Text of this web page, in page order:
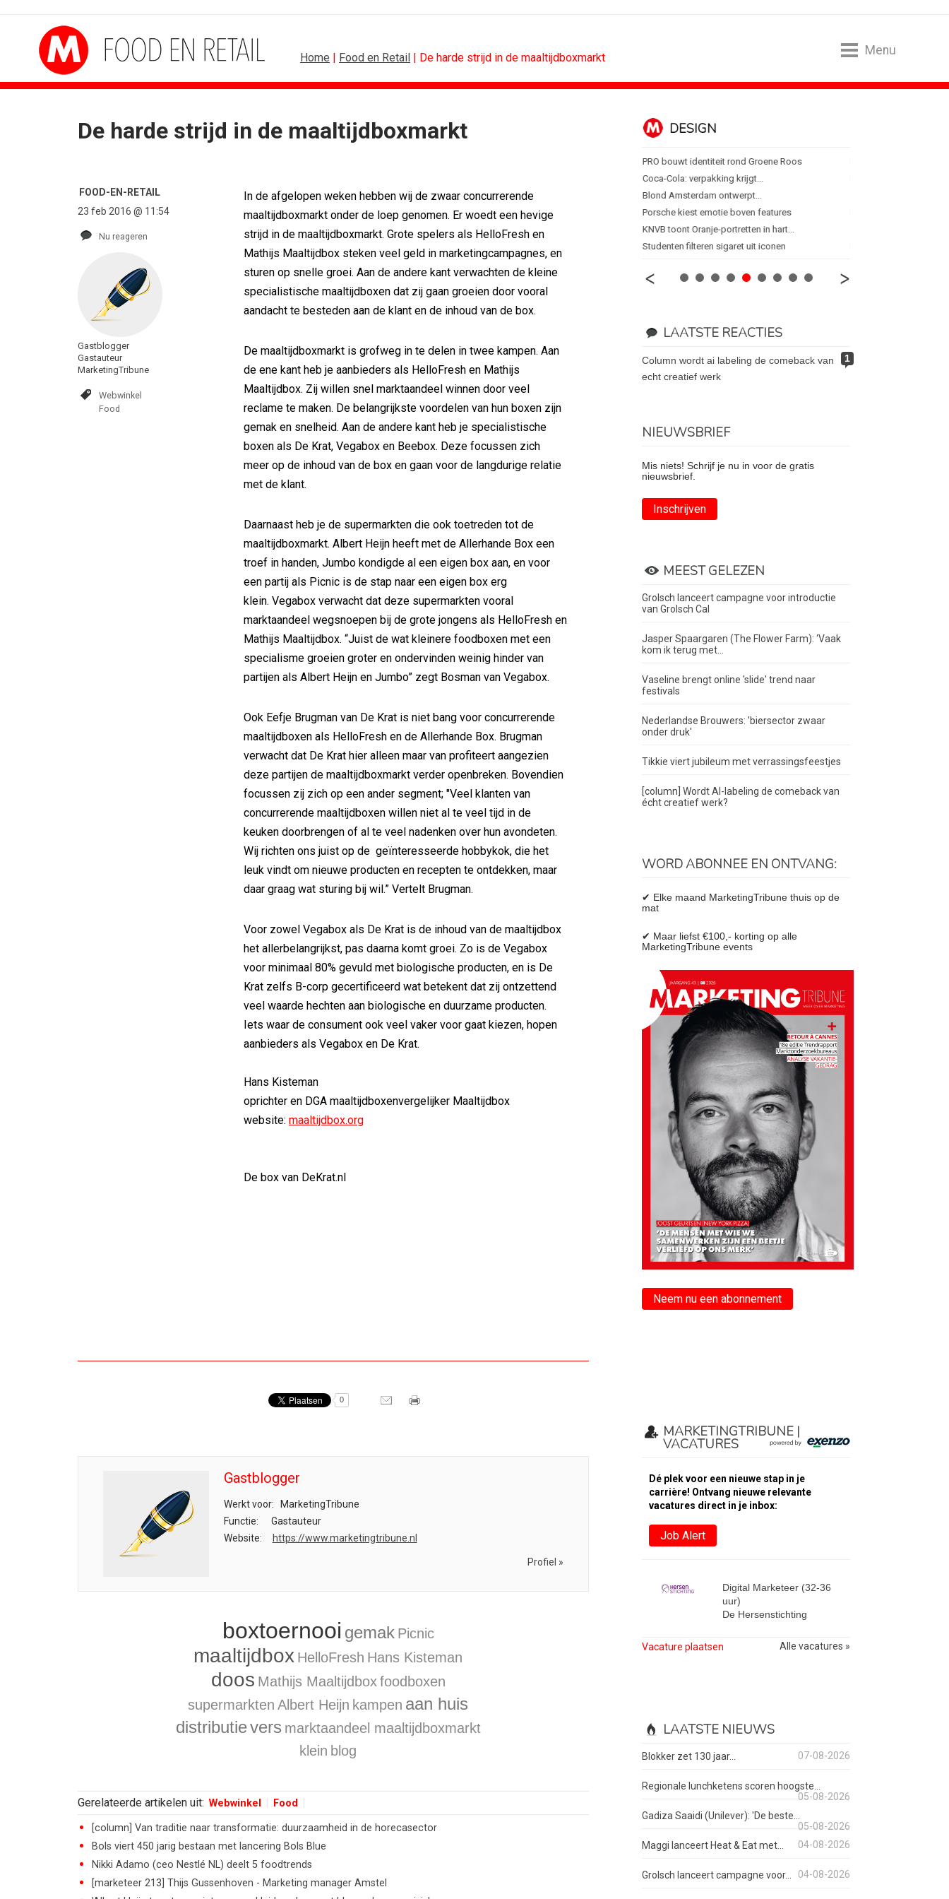
Home | Food en Retail | De harde strijd in de maaltijdboxmarkt
Menu
De harde strijd in de maaltijdboxmarkt
FOOD-EN-RETAIL
23 feb 2016 @ 11:54
Nu reageren
Gastblogger
Gastauteur
MarketingTribune
Webwinkel
Food
In de afgelopen weken hebben wij de zwaar concurrerende
maaltijdboxmarkt onder de loep genomen. Er woedt een hevige
strijd in de maaltijdboxmarkt. Grote spelers als HelloFresh en
Mathijs Maaltijdbox steken veel geld in marketingcampagnes, en
sturen op snelle groei. Aan de andere kant verwachten de kleine
specialistische maaltijdboxen dat zij gaan groeien door vooral
aandacht te besteden aan de klant en de inhoud van de box.
De maaltijdboxmarkt is grofweg in te delen in twee kampen. Aan
de ene kant heb je aanbieders als HelloFresh en Mathijs
Maaltijdbox. Zij willen snel marktaandeel winnen door veel
reclame te maken. De belangrijkste voordelen van hun boxen zijn
gemak en snelheid. Aan de andere kant heb je specialistische
boxen als De Krat, Vegabox en Beebox. Deze focussen zich
meer op de inhoud van de box en gaan voor de langdurige relatie
met de klant.
Daarnaast heb je de supermarkten die ook toetreden tot de
maaltijdboxmarkt. Albert Heijn heeft met de Allerhande Box een
troef in handen, Jumbo kondigde al een eigen box aan, en voor
een partij als Picnic is de stap naar een eigen box erg
klein. Vegabox verwacht dat deze supermarkten vooral
marktaandeel wegsnoepen bij de grote jongens als HelloFresh en
Mathijs Maaltijdbox. “Juist de wat kleinere foodboxen met een
specialisme groeien groter en ondervinden weinig hinder van
partijen als Albert Heijn en Jumbo” zegt Bosman van Vegabox.
Ook Eefje Brugman van De Krat is niet bang voor concurrerende
maaltijdboxen als HelloFresh en de Allerhande Box. Brugman
verwacht dat De Krat hier alleen maar van profiteert aangezien
deze partijen de maaltijdboxmarkt verder openbreken. Bovendien
focussen zij zich op een ander segment; "Veel klanten van
concurrerende maaltijdboxen willen niet al te veel tijd in de
keuken doorbrengen of al te veel nadenken over hun avondeten.
Wij richten ons juist op de geïnteresseerde hobbykok, die het
leuk vindt om nieuwe producten en recepten te ontdekken, maar
daar graag wat sturing bij wil.” Vertelt Brugman.
Voor zowel Vegabox als De Krat is de inhoud van de maaltijdbox
het allerbelangrijkst, pas daarna komt groei. Zo is de Vegabox
voor minimaal 80% gevuld met biologische producten, en is De
Krat zelfs B-corp gecertificeerd wat betekent dat zij ontzettend
veel waarde hechten aan biologische en duurzame producten.
Iets waar de consument ook veel vaker voor gaat kiezen, hopen
aanbieders als Vegabox en De Krat.
Hans Kisteman
oprichter en DGA maaltijdboxenvergelijker Maaltijdbox
website: maaltijdbox.org
De box van DeKrat.nl
0
Gastblogger
Werkt voor:
MarketingTribune
Functie:
Gastauteur
Website:
https://www.marketingtribune.nl
Profiel »
boxtoernooi gemak Picnic
maaltijdbox HelloFresh Hans Kisteman
doos Mathijs Maaltijdboxfoodboxen
supermarkten Albert Heijn kampen aan huis
distributievers marktaandeel maaltijdboxmarkt
klein blog
Gerelateerde artikelen uit: Webwinkel Food
[column] Van traditie naar transformatie: duurzaamheid in de horecasector
Bols viert 450 jarig bestaan met lancering Bols Blue
Nikki Adamo (ceo Nestlé NL) deelt 5 foodtrends
[marketeer 213] Thijs Gussenhoven - Marketing manager Amstel
Special Ops bouwt merk rond...
De marketingwereld optimaliseert...
De marketingkracht van De...
BUREAUS
Horecapartijen starten campagne voor...
Closed on Monday lanceert eigen...
Lamborghini maakt ambitie leidend
Havas neemt SportVibes over
CONTENTMARKETING
Lawa, Woed en NowNow winnen...
Inschrijvingen Grand Prix Content...
Substack breidt uit in Nederland met...
WWF en CPNB introduceren Groene...
DESIGN
PRO bouwt identiteit rond Groene Roos
Coca-Cola: verpakking krijgt...
Blond Amsterdam ontwerpt...
Porsche kiest emotie boven features
KNVB toont Oranje-portretten in hart...
Studenten filteren sigaret uit iconen
LAATSTE REACTIES
1
column wordt ai labeling de comeback van
echt creatief werk
NIEUWSBRIEF
Mis niets! Schrijf je nu in voor de gratis
nieuwsbrief.
Inschrijven
MEEST GELEZEN
Grolsch lanceert campagne voor introductie
van Grolsch Cal
Jasper Spaargaren (The Flower Farm): ‘Vaak
kom ik terug met...
Vaseline brengt online 'slide' trend naar
festivals
Nederlandse Brouwers: 'biersector zwaar
onder druk'
Tikkie viert jubileum met verrassingsfeestjes
[column] Wordt AI-labeling de comeback van
écht creatief werk?
WORD ABONNEE EN ONTVANG:
✔ Elke maand MarketingTribune thuis op de
mat
✔ Maar liefst €100,- korting op alle
MarketingTribune events
Neem nu een abonnement
MARKETINGTRIBUNE |
VACATURES
Dé plek voor een nieuwe stap in je
carrière! Ontvang nieuwe relevante
vacatures direct in je inbox:
Job Alert
Digital Marketeer (32-36
uur)
De Hersenstichting
Vacature plaatsen Alle vacatures »
LAATSTE NIEUWS
Blokker zet 130 jaar... 07-08-2026
Regionale lunchketens scoren hoogste...
05-08-2026
Gadiza Saaidi (Unilever): 'De beste...
05-08-2026
Maggi lanceert Heat & Eat met...
04-08-2026
Grolsch lanceert campagne voor... 04-08-2026